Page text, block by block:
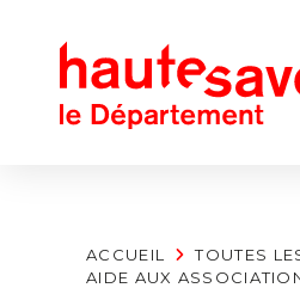
ACCUEIL
TOUTES
AIDE AUX